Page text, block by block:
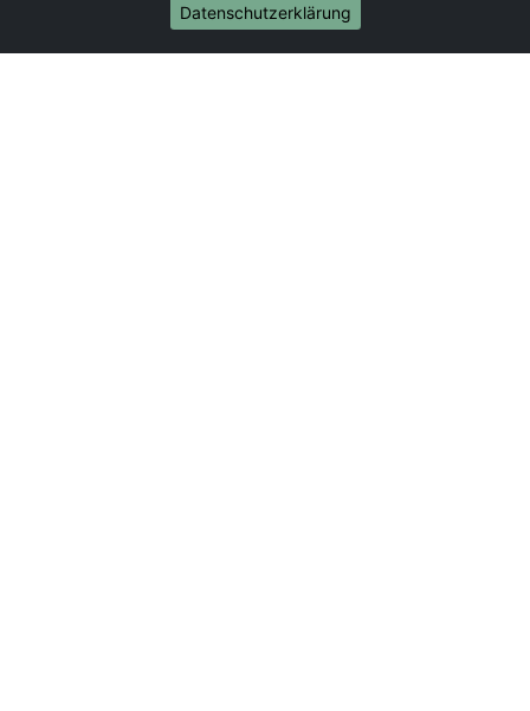
Umzug von Hannover nach Brasilien
Umzug von Hannover nach Brunei Darussalam
Datenschutzerklärung